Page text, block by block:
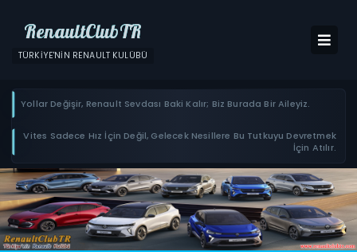
RenaultClubTR
TÜRKIYE'NIN RENAULT KULÜBÜ
Yollar Değişir, Renault Sevdası Baki Kalır; Biz Burada Bir Aileyiz.
Vites Sadece Hız İçin Değil, Gelecek Nesillere Bu Tutkuyu Devretmek
İçin Atılır.